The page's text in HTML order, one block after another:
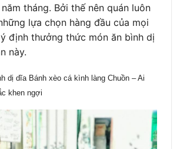
tháng. Bởi thế nên quán luôn
lựa chọn hàng đầu của mọi
định thưởng thức món ăn bình dị
này.
dị dĩa Bánh xèo cá kình làng Chuồn – Ai
khen ngợi